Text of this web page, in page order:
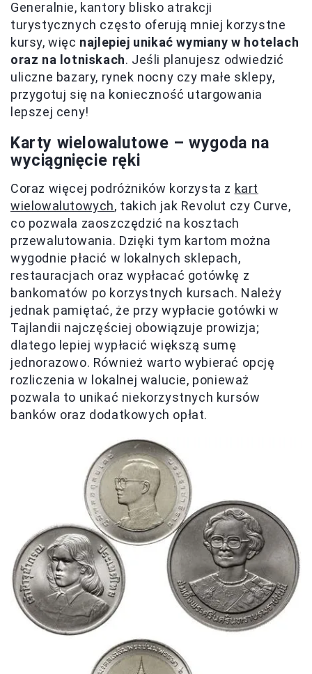
Generalnie, kantory blisko atrakcji
turystycznych często oferują mniej korzystne
kursy, więc najlepiej unikać wymiany w hotelach
oraz na lotniskach. Jeśli planujesz odwiedzić
uliczne bazary, rynek nocny czy małe sklepy,
przygotuj się na konieczność utargowania
lepszej ceny!
Karty wielowalutowe – wygoda na
wyciągnięcie ręki
Coraz więcej podróżników korzysta z kart
wielowalutowych, takich jak Revolut czy Curve,
co pozwala zaoszczędzić na kosztach
przewalutowania. Dzięki tym kartom można
wygodnie płacić w lokalnych sklepach,
restauracjach oraz wypłacać gotówkę z
bankomatów po korzystnych kursach. Należy
jednak pamiętać, że przy wypłacie gotówki w
Tajlandii najczęściej obowiązuje prowizja;
dlatego lepiej wypłacić większą sumę
jednorazowo. Również warto wybierać opcję
rozliczenia w lokalnej walucie, ponieważ
pozwala to unikać niekorzystnych kursów
banków oraz dodatkowych opłat.